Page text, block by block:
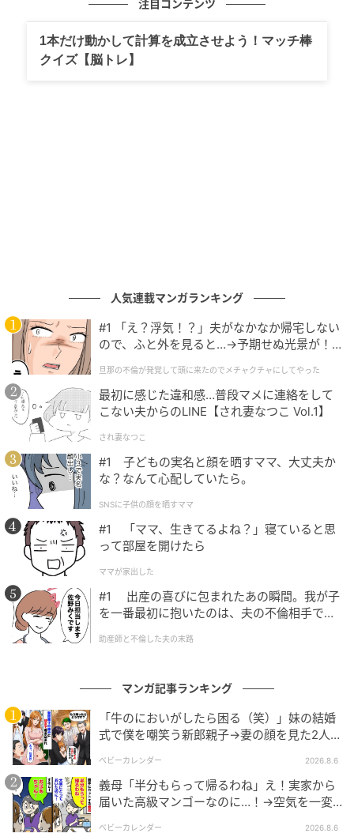
ベビーカレンダー
注目コンテンツ
1本だけ動かして計算を成立させよう！マッチ棒
クイズ【脳トレ】
人気連載マンガランキング
#1 「え？浮気！？」夫がなかなか帰宅しない
ので、ふと外を見ると…→予期せぬ光景が！
クチャにしてやった
旦那の不倫が発覚して頭に来たのでメチャクチャにしてやった
最初に感じた違和感…普段マメに連絡をして
こない夫からのLINE【され妻なつこ Vol.1】
され妻なつこ
#1 子どもの実名と顔を晒すママ、大丈夫か
な？なんて心配していたら。
SNSに子供の顔を晒すママ
#1 「ママ、生きてるよね？」寝ていると思
って部屋を開けたら
ママが家出した
#1 出産の喜びに包まれたあの瞬間。我が子
を一番最初に抱いたのは、夫の不倫相手でし
助産師と不倫した夫の末路
マンガ記事ランキング
「牛のにおいがしたら困る（笑）」妹の結婚
式で僕を嘲笑う新郎親子→妻の顔を見た2人が
ベビーカレンダー 2026.8.6
義母「半分もらって帰るわね」え！実家から
届いた高級マンゴーなのに…！→空気を一変
ベビーカレンダー 2026.8.6